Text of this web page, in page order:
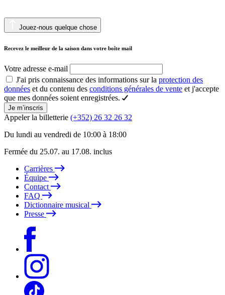
Jouez-nous quelque chose
Recevez le meilleur de la saison dans votre boîte mail
Votre adresse e-mail
J'ai pris connaissance des informations sur la protection des
données et du contenu des conditions générales de vente et j'accepte
que mes données soient enregistrées.
Je m’inscris
Appeler la billetterie (+352) 26 32 26 32
Du lundi au vendredi de 10:00 à 18:00
Fermée du 25.07. au 17.08. inclus
Carrières
Équipe
Contact
FAQ
Dictionnaire musical
Presse